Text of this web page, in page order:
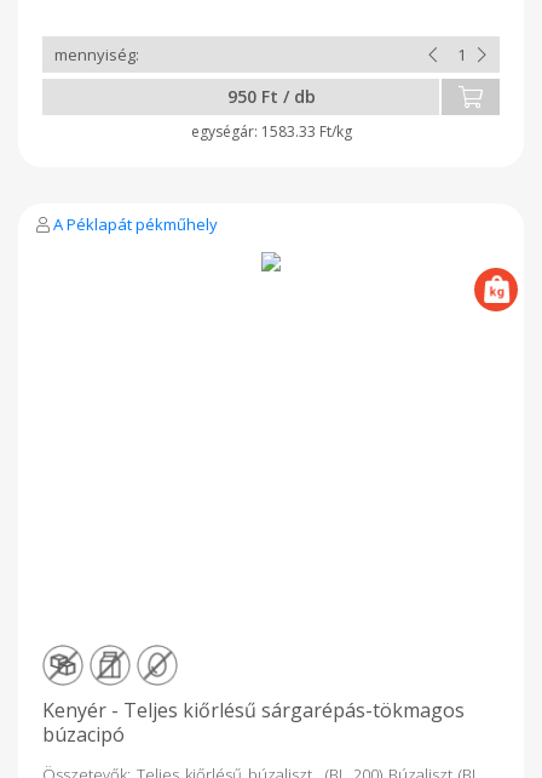
950 Ft / db
1583.33 Ft/kg
A Péklapát pékműhely
Kenyér - Teljes kiőrlésű sárgarépás-tökmagos
búzacipó